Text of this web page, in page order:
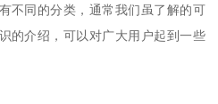
不同的分类，通常我们虽了解的可
的介绍，可以对广大用户起到一些